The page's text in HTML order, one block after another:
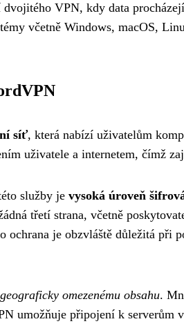
VPN, kdy data
včetně Windows, macOS,
síť, která nabízí uživatelům
uživatele a internetem, čímž
služby je vysoká úroveň
třetí strana, včetně
ochrana je obzvláště důležitá
omezenému obsahu.
umožňuje připojení k